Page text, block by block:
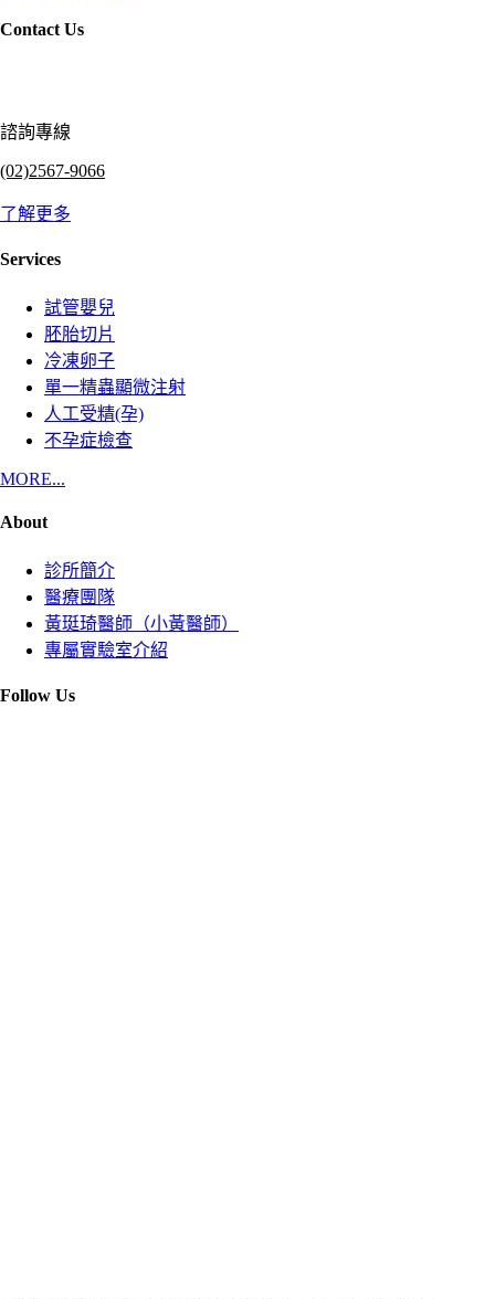
Contact Us
諮詢專線
(02)2567-9066
了解更多
Services
試管嬰兒
胚胎切片
冷凍卵子
單一精蟲顯微注射
人工受精(孕)
不孕症檢查
MORE...
About
診所簡介
醫療團隊
黃珽琦醫師（小黃醫師）
專屬實驗室介紹
Follow Us